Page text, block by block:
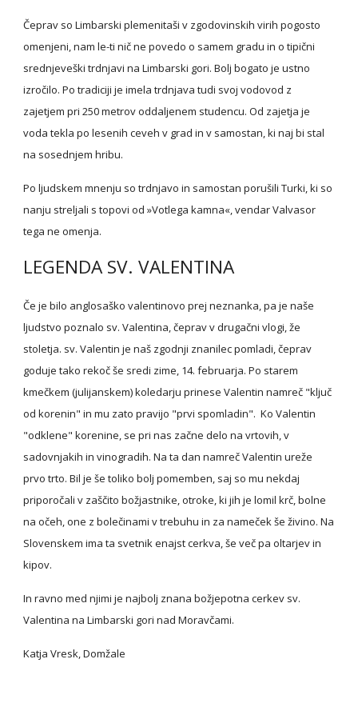
Čeprav so Limbarski plemenitaši v zgodovinskih virih pogosto
omenjeni, nam le-ti nič ne povedo o samem gradu in o tipični
srednjeveški trdnjavi na Limbarski gori. Bolj bogato je ustno
izročilo. Po tradiciji je imela trdnjava tudi svoj vodovod z
zajetjem pri 250 metrov oddaljenem studencu. Od zajetja je
voda tekla po lesenih ceveh v grad in v samostan, ki naj bi stal
na sosednjem hribu.
Po ljudskem mnenju so trdnjavo in samostan porušili Turki, ki so
nanju streljali s topovi od »Votlega kamna«, vendar Valvasor
tega ne omenja.
LEGENDA SV. VALENTINA
Če je bilo anglosaško valentinovo prej neznanka, pa je naše
ljudstvo poznalo sv. Valentina, čeprav v drugačni vlogi, že
stoletja. sv. Valentin je naš zgodnji znanilec pomladi, čeprav
goduje tako rekoč še sredi zime, 14. februarja. Po starem
kmečkem (julijanskem) koledarju prinese Valentin namreč "ključ
od korenin" in mu zato pravijo "prvi spomladin".  Ko Valentin
"odklene" korenine, se pri nas začne delo na vrtovih, v
sadovnjakih in vinogradih. Na ta dan namreč Valentin ureže
prvo trto. Bil je še toliko bolj pomemben, saj so mu nekdaj
priporočali v zaščito božjastnike, otroke, ki jih je lomil krč, bolne
na očeh, one z bolečinami v trebuhu in za nameček še živino. Na
Slovenskem ima ta svetnik enajst cerkva, še več pa oltarjev in
kipov.
In ravno med njimi je najbolj znana božjepotna cerkev sv.
Valentina na Limbarski gori nad Moravčami.
Katja Vresk, Domžale